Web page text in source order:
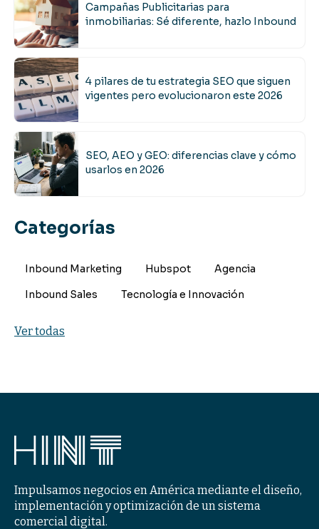
Campañas Publicitarias para
inmobiliarias: Sé diferente, hazlo Inbound
4 pilares de tu estrategia SEO que siguen
vigentes pero evolucionaron este 2026
SEO, AEO y GEO: diferencias clave y cómo
usarlos en 2026
Categorías
Inbound Marketing Hubspot
Agencia
Inbound Sales
Tecnología e Innovación
Ver todas
Impulsamos negocios en América mediante el diseño,
implementación y optimización de un sistema
comercial digital.